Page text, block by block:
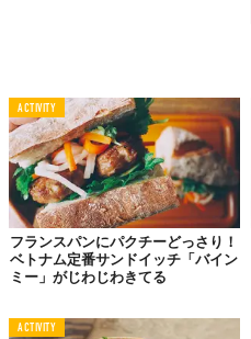
ACTIVITY
フランスパンにパクチーどっさり！
ベトナム定番サンドイッチ「バイン
ミー」がじわじわきてる
ACTIVITY